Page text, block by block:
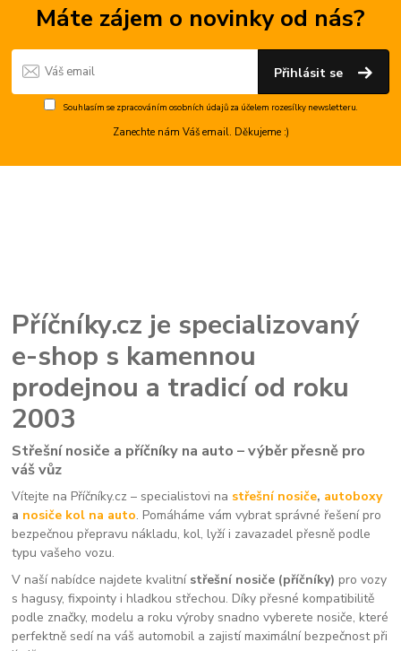
Máte zájem o novinky od nás?
Přihlásit se
Souhlasím se zpracováním osobních údajůza účelem rozesílky newsletteru.
Zanechte nám Váš email. Děkujeme :)
Příčníky.cz je specializovaný
e-shop s kamennou
prodejnou a tradicí od roku
2003
Střešní nosiče a příčníky na auto – výběr přesně pro
váš vůz
Vítejte na Příčníky.cz – specialistovi na střešní nosiče, autoboxy
a nosiče kol na auto. Pomáháme vám vybrat správné řešení pro
bezpečnou přepravu nákladu, kol, lyží i zavazadel přesně podle
typu vašeho vozu.
V naší nabídce najdete kvalitní střešní nosiče (příčníky) pro vozy
s hagusy, fixpointy i hladkou střechou. Díky přesné kompatibilitě
podle značky, modelu a roku výroby snadno vyberete nosiče, které
perfektně sedí na váš automobil a zajistí maximální bezpečnost při